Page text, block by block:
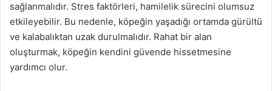
sağlanmalıdır. Stres faktörleri, hamilelik sürecini olumsuz
etkileyebilir. Bu nedenle, köpeğin yaşadığı ortamda gürültü
ve kalabalıktan uzak durulmalıdır. Rahat bir alan
oluşturmak, köpeğin kendini güvende hissetmesine
yardımcı olur.